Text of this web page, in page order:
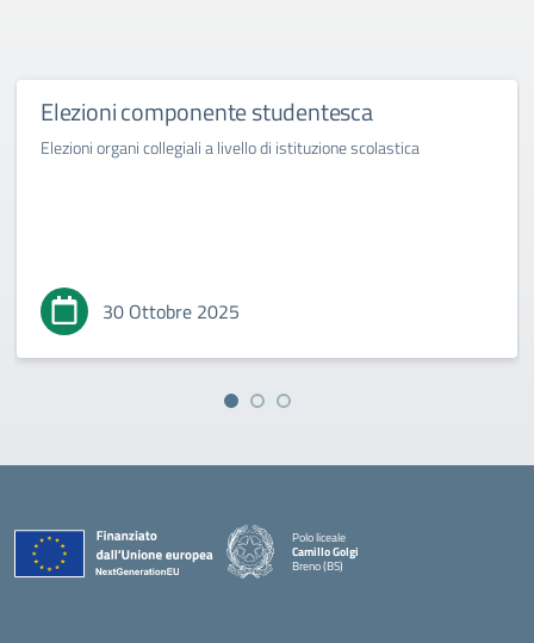
Elezioni componente studentesca
Elezioni organi collegiali a livello di istituzione scolastica
30 Ottobre 2025
Polo liceale
Camillo Golgi
Breno (BS)